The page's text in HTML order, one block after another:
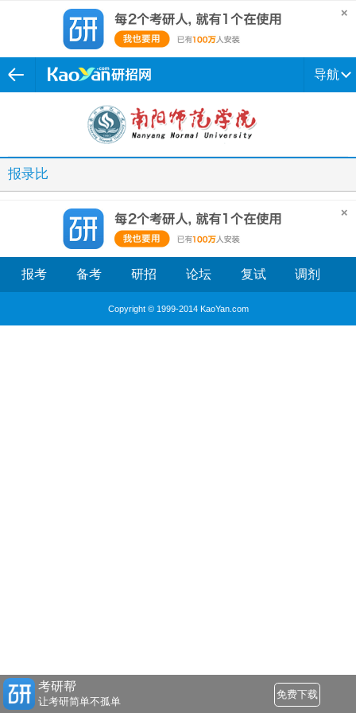
导航
报录比
报考 备考 研招 论坛 复试 调剂
Copyright © 1999-2014 KaoYan.com
考研帮
让考研简单不孤单
免费下载